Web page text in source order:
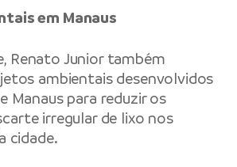
em Manaus
Renato Junior também
ambientais desenvolvidos
Manauspara reduzir os
irregular de lixo nos
cidade.